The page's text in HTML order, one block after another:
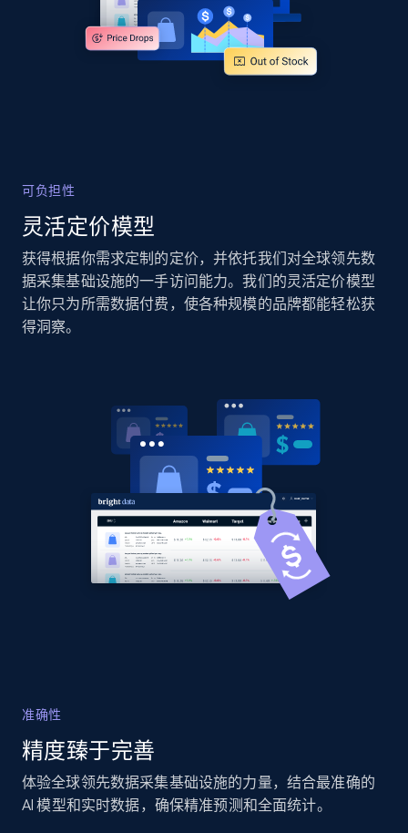
可负担性
灵活定价模型
获得根据你需求定制的定价，并依托我们对全球领先数
据采集基础设施的一手访问能力。我们的灵活定价模型
让你只为所需数据付费，使各种规模的品牌都能轻松获
得洞察。
准确性
精度臻于完善
体验全球领先数据采集基础设施的力量，结合最准确的
AI 模型和实时数据，确保精准预测和全面统计。